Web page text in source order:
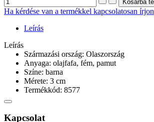
Ha kérdése van a termékkel kapcsolatosan írjon
Leírás
Leírás
Származási ország: Olaszország
Anyaga: olajfafa, fém, pamut
Színe: barna
Mérete: 3 cm
Termékkód: 8577
Kapcsolat